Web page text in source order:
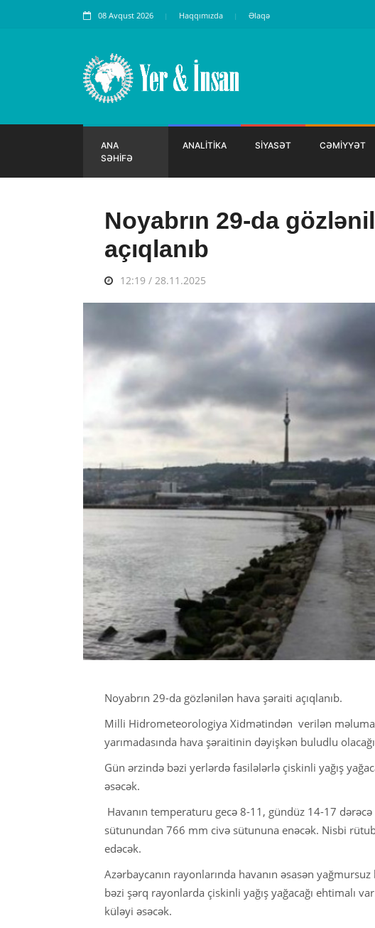
08 Avqust 2026 Haqqımızda Əlaqə
ANA
SƏHİFƏ
ANALİTİKA SİYASƏT CƏMİYYƏT
Noyabrın 29-da
açıqlanıb
12:19 / 28.11.2025
Noyabrın 29-da gözlənilən hava şəraiti açıqlanıb.
Milli Hidrometeorologiya Xidmətindən verilən
yarımadasında hava şəraitinin dəyişkən buludlu
Gün ərzində bəzi yerlərdə fasilələrlə çiskinli yağış
əsəcək.
Havanın temperaturu gecə 8-11, gündüz 14-17
sütunundan 766 mm civə sütununa enəcək. Nisbi
edəcək.
Azərbaycanın rayonlarında havanın əsasən
bəzi şərq rayonlarda çiskinli yağış yağacağı ehtimalı
küləyi əsəcək.